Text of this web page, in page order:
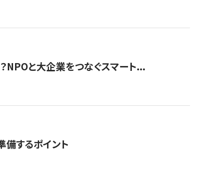
と大企業をつなぐスマート...
備するポイント